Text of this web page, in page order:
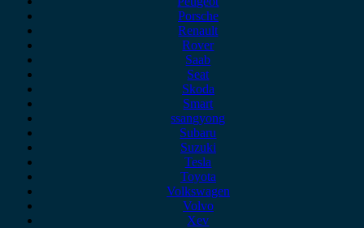
Porsche
Renault
Rover
Saab
Seat
Skoda
Smart
ssangyong
Subaru
Suzuki
Tesla
Toyota
Volkswagen
Volvo
Xev